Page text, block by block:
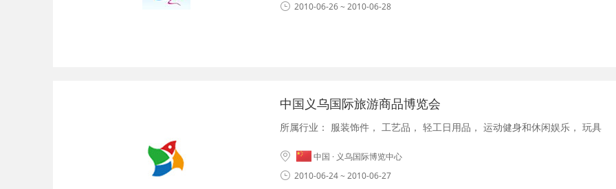
2010-06-26 ~ 2010-06-28
中国义乌国际旅游商品博览会
所属行业： 服装饰件 ， 工艺品 ， 轻工日用品 ， 运动健身和休闲娱乐 ， 玩具
中国 · 义乌国际博览中心
2010-06-24 ~ 2010-06-27